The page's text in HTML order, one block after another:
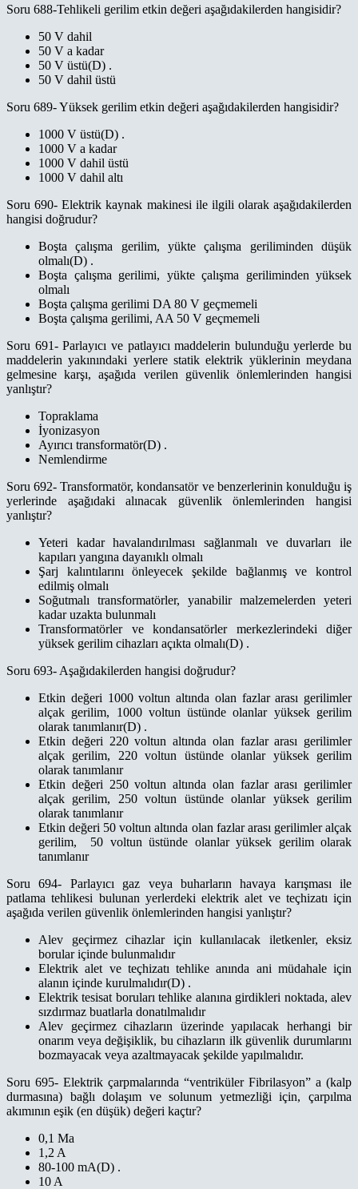
Soru 688-Tehlikeli gerilim etkin değeri aşağıdakilerden hangisidir?
50 V dahil
50 V a kadar
50 V üstü(D) .
50 V dahil üstü
Soru 689- Yüksek gerilim etkin değeri aşağıdakilerden hangisidir?
1000 V üstü(D) .
1000 V a kadar
1000 V dahil üstü
1000 V dahil altı
Soru 690- Elektrik kaynak makinesi ile ilgili olarak aşağıdakilerden
hangisi doğrudur?
Boşta çalışma gerilim, yükte çalışma geriliminden düşük
olmalı(D) .
Boşta çalışma gerilimi, yükte çalışma geriliminden yüksek
olmalı
Boşta çalışma gerilimi DA 80 V geçmemeli
Boşta çalışma gerilimi, AA 50 V geçmemeli
Soru 691- Parlayıcı ve patlayıcı maddelerin bulunduğu yerlerde bu
maddelerin yakınındaki yerlere statik elektrik yüklerinin meydana
gelmesine karşı, aşağıda verilen güvenlik önlemlerinden hangisi
yanlıştır?
Topraklama
İyonizasyon
Ayırıcı transformatör(D) .
Nemlendirme
Soru 692- Transformatör, kondansatör ve benzerlerinin konulduğu iş
yerlerinde aşağıdaki alınacak güvenlik önlemlerinden hangisi
yanlıştır?
Yeteri kadar havalandırılması sağlanmalı ve duvarları ile
kapıları yangına dayanıklı olmalı
Şarj kalıntılarını önleyecek şekilde bağlanmış ve kontrol
edilmiş olmalı
Soğutmalı transformatörler, yanabilir malzemelerden yeteri
kadar uzakta bulunmalı
Transformatörler ve kondansatörler merkezlerindeki diğer
yüksek gerilim cihazları açıkta olmalı(D) .
Soru 693- Aşağıdakilerden hangisi doğrudur?
Etkin değeri 1000 voltun altında olan fazlar arası gerilimler
alçak gerilim, 1000 voltun üstünde olanlar yüksek gerilim
olarak tanımlanır(D) .
Etkin değeri 220 voltun altında olan fazlar arası gerilimler
alçak gerilim, 220 voltun üstünde olanlar yüksek gerilim
olarak tanımlanır
Etkin değeri 250 voltun altında olan fazlar arası gerilimler
alçak gerilim, 250 voltun üstünde olanlar yüksek gerilim
olarak tanımlanır
Etkin değeri 50 voltun altında olan fazlar arası gerilimler alçak
gerilim, 50 voltun üstünde olanlar yüksek gerilim olarak
tanımlanır
Soru 694- Parlayıcı gaz veya buharların havaya karışması ile
patlama tehlikesi bulunan yerlerdeki elektrik alet ve teçhizatı için
aşağıda verilen güvenlik önlemlerinden hangisi yanlıştır?
Alev geçirmez cihazlar için kullanılacak iletkenler, eksiz
borular içinde bulunmalıdır
Elektrik alet ve teçhizatı tehlike anında ani müdahale için
alanın içinde kurulmalıdır(D) .
Elektrik tesisat boruları tehlike alanına girdikleri noktada, alev
sızdırmaz buatlarla donatılmalıdır
Alev geçirmez cihazların üzerinde yapılacak herhangi bir
onarım veya değişiklik, bu cihazların ilk güvenlik durumlarını
bozmayacak veya azaltmayacak şekilde yapılmalıdır.
Soru 695- Elektrik çarpmalarında “ventriküler Fibrilasyon” a (kalp
durmasına) bağlı dolaşım ve solunum yetmezliği için, çarpılma
akımının eşik (en düşük) değeri kaçtır?
0,1 Ma
1,2 A
80-100 mA(D) .
10 A